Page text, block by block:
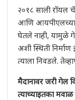
२०१८ साली रॉयल
आणि आयपीएलच्या
घेतले नाही, यामुळे
अशी स्थिती
त्याला निवडले.
मैदानावर जरी गेल
त्याच्याइतका मवाळ